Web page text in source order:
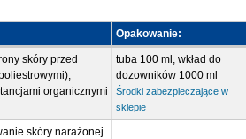
Opakowanie:
skóry przed
organicznymi
tuba 100 ml, wkład do
dozowników 1000 ml
Środki zabezpieczające w
sklepie
skóry narażonej